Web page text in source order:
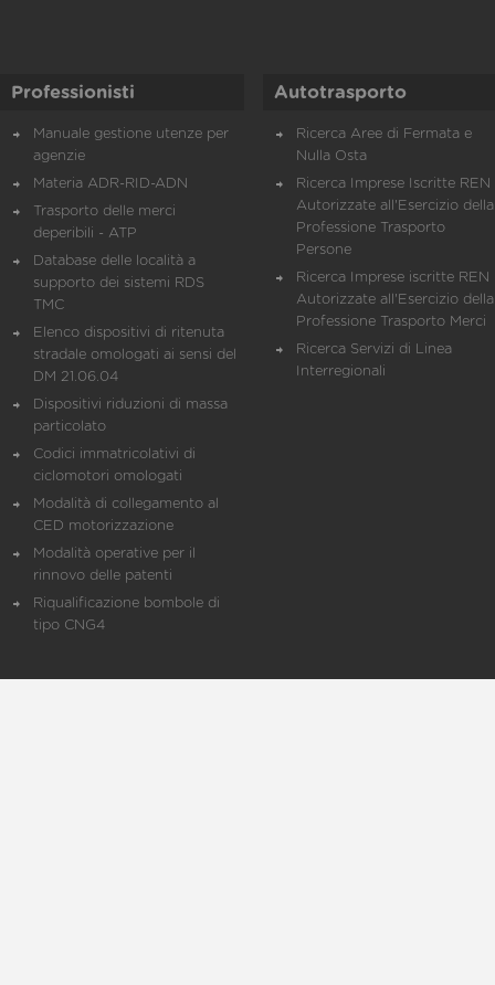
Professionisti
Manuale gestione utenze per
agenzie
Materia ADR-RID-ADN
Trasporto delle merci
deperibili - ATP
Database delle località a
supporto dei sistemi RDS
TMC
Elenco dispositivi di ritenuta
stradale omologati ai sensi del
DM 21.06.04
Dispositivi riduzioni di massa
particolato
Codici immatricolativi di
ciclomotori omologati
Modalità di collegamento al
CED motorizzazione
Modalità operative per il
rinnovo delle patenti
Riqualificazione bombole di
tipo CNG4
Autotrasporto
Ricerca Aree di Fermata e
Nulla Osta
Ricerca Imprese Iscritte REN
Autorizzate all'Esercizio della
Professione Trasporto
Persone
Ricerca Imprese iscritte REN
Autorizzate all'Esercizio della
Professione Trasporto Merci
Ricerca Servizi di Linea
Interregionali